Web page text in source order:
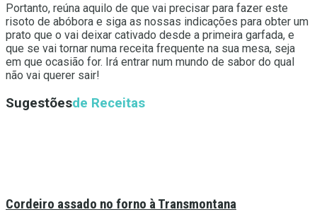
Portanto, reúna aquilo de que vai precisar para fazer este
risoto de abóbora e siga as nossas indicações para obter um
prato que o vai deixar cativado desde a primeira garfada, e
que se vai tornar numa receita frequente na sua mesa, seja
em que ocasião for. Irá entrar num mundo de sabor do qual
não vai querer sair!
Sugestõesde Receitas
Cordeiro assado no forno à Transmontana